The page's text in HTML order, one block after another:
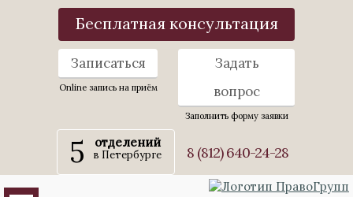
Бесплатная консультация
Записаться
Online запись на приём
Задать
вопрос
Заполнить форму заявки
5 отделений
в Петербурге 8 (812) 640-24-28